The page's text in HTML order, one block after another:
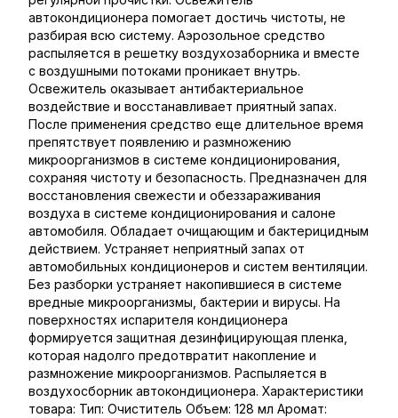
автокондиционера помогает достичь чистоты, не
разбирая всю систему. Аэрозольное средство
распыляется в решетку воздухозаборника и вместе
с воздушными потоками проникает внутрь.
Освежитель оказывает антибактериальное
воздействие и восстанавливает приятный запах.
После применения средство еще длительное время
препятствует появлению и размножению
микроорганизмов в системе кондиционирования,
сохраняя чистоту и безопасность. Предназначен для
восстановления свежести и обеззараживания
воздуха в системе кондиционирования и салоне
автомобиля. Обладает очищающим и бактерицидным
действием. Устраняет неприятный запах от
автомобильных кондиционеров и систем вентиляции.
Без разборки устраняет накопившиеся в системе
вредные микроорганизмы, бактерии и вирусы. На
поверхностях испарителя кондиционера
формируется защитная дезинфицирующая пленка,
которая надолго предотвратит накопление и
размножение микроорганизмов. Распыляется в
воздухосборник автокондиционера. Характеристики
товара: Тип: Очиститель Объем: 128 мл Аромат: